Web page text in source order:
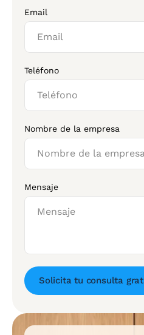
Email
Teléfono
Nombre de la empresa
Mensaje
Solicita tu consulta